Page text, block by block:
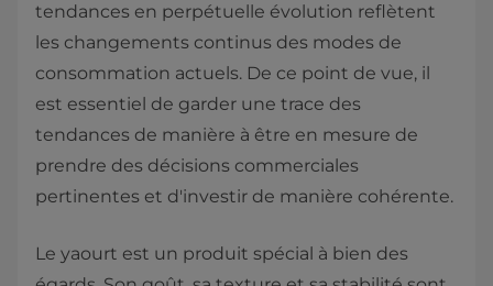
tendances en perpétuelle évolution reflètent
les changements continus des modes de
consommation actuels. De ce point de vue, il
est essentiel de garder une trace des
tendances de manière à être en mesure de
prendre des décisions commerciales
pertinentes et d'investir de manière cohérente.
Le yaourt est un produit spécial à bien des